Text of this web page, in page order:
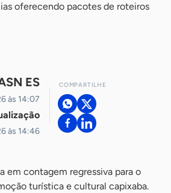
oferecendo pacotes de roteiros
ES
às 14:07
às 14:46
COMPARTILHE
em contagem regressiva para o
turística e cultural capixaba.